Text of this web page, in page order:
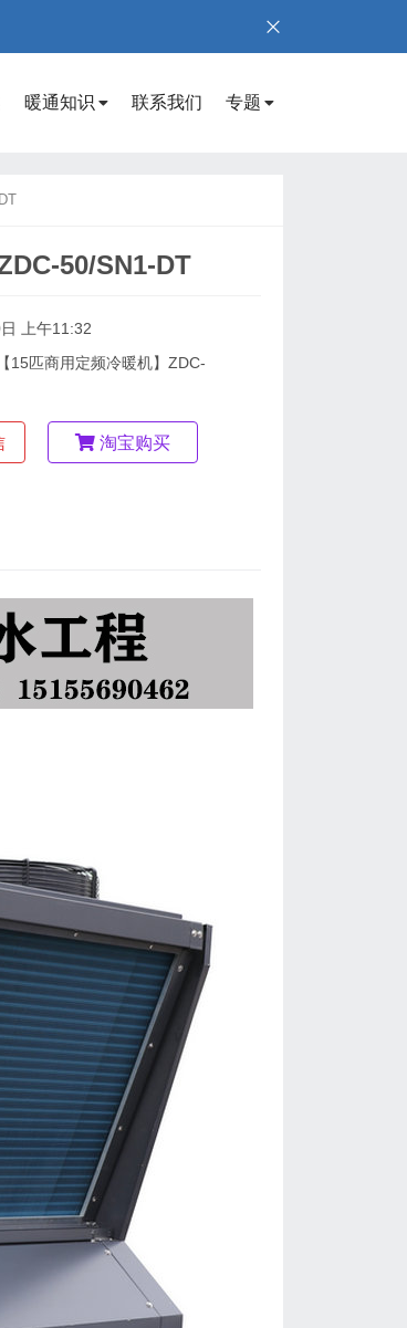
暖通知识 联系我们 专题
50/SN1-DT
上午11:32
15匹商用定频冷暖机】ZDC-
淘宝购买